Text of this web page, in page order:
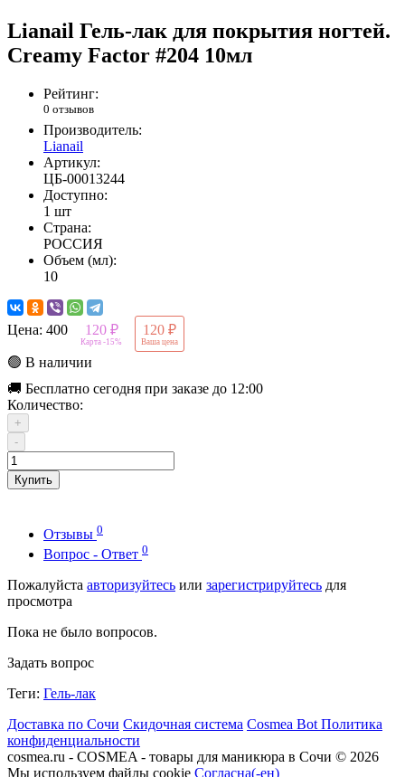
Lianail Гель-лак для покрытия ногтей.
Creamy Factor #204 10мл
Рейтинг:
0 отзывов
Производитель:
Lianail
Артикул:
ЦБ-00013244
Доступно:
1 шт
Страна:
РОССИЯ
Объем (мл):
10
Цена: 400 120 ₽
Карта -15%
120 ₽
Ваша цена
🟢 В наличии
🚚 Бесплатно сегодня при заказе до 12:00
Количество:
+
-
Купить
Отзывы 0
Вопрос - Ответ 0
Пожалуйста авторизуйтесь или зарегистрируйтесь для
просмотра
Пока не было вопросов.
Задать вопрос
Теги: Гель-лак
Доставка по Сочи Скидочная система Cosmea Bot Политика
конфиденциальности
cosmea.ru - COSMEA - товары для маникюра в Сочи © 2026
Мы используем файлы cookie Согласна(-ен)